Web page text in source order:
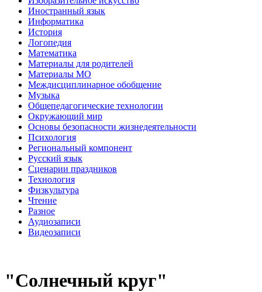
Иностранный язык
Информатика
История
Логопедия
Математика
Материалы для родителей
Материалы МО
Междисциплинарное обобщение
Музыка
Общепедагогические технологии
Окружающий мир
Основы безопасности жизнедеятельности
Психология
Региональный компонент
Русский язык
Сценарии праздников
Технология
Физкультура
Чтение
Разное
Аудиозаписи
Видеозаписи
"Солнечный круг"